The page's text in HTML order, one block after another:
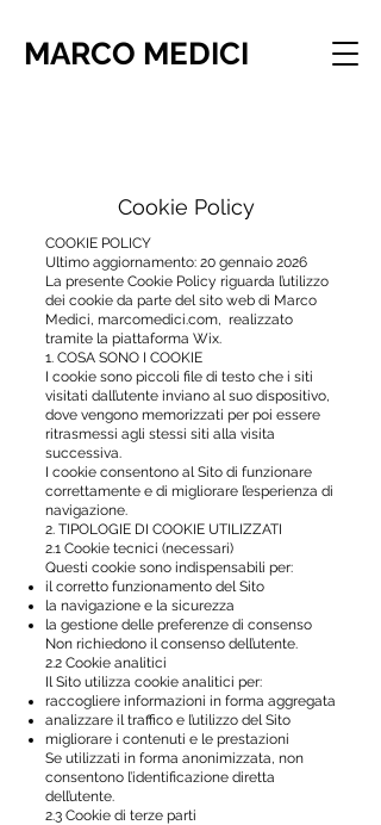
MARCO MEDICI
Cookie Policy
COOKIE POLICY
Ultimo aggiornamento: 20 gennaio 2026
La presente Cookie Policy riguarda l’utilizzo
dei cookie da parte del sito web di Marco
Medici, marcomedici.com, realizzato
tramite la piattaforma Wix.
1. COSA SONO I COOKIE
I cookie sono piccoli file di testo che i siti
visitati dall’utente inviano al suo dispositivo,
dove vengono memorizzati per poi essere
ritrasmessi agli stessi siti alla visita
successiva.
I cookie consentono al Sito di funzionare
correttamente e di migliorare l’esperienza di
navigazione.
2. TIPOLOGIE DI COOKIE UTILIZZATI
2.1 Cookie tecnici (necessari)
Questi cookie sono indispensabili per:
il corretto funzionamento del Sito
la navigazione e la sicurezza
la gestione delle preferenze di consenso
Non richiedono il consenso dell’utente.
2.2 Cookie analitici
Il Sito utilizza cookie analitici per:
raccogliere informazioni in forma aggregata
analizzare il traffico e l’utilizzo del Sito
migliorare i contenuti e le prestazioni
Se utilizzati in forma anonimizzata, non
consentono l’identificazione diretta
dell’utente.
2.3 Cookie di terze parti